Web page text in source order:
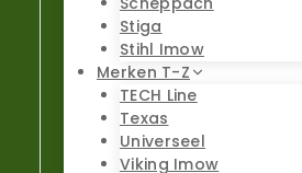
Stiga
Stihl Imow
Merken T-Z
TECH Line
Texas
Universeel
Viking Imow